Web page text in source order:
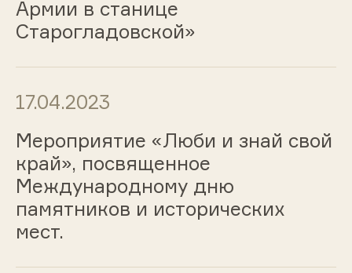
Армии в станице
Старогладовской»
17.04.2023
Мероприятие «Люби и знай свой
край», посвященное
Международному дню
памятников и исторических
мест.